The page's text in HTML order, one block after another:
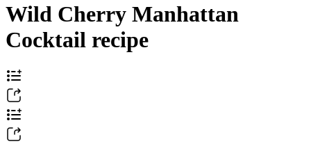
Wild Cherry Manhattan
Cocktail recipe